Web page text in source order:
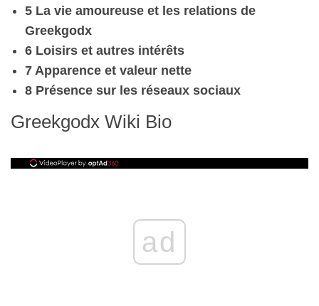
5 La vie amoureuse et les relations de
Greekgodx
6 Loisirs et autres intérêts
7 Apparence et valeur nette
8 Présence sur les réseaux sociaux
Greekgodx Wiki Bio
ad